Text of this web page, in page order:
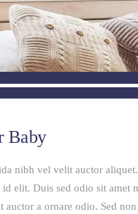
Baby
nibh vel velit auctor
id elit. Duis sed odio sit amet
a ornare odio. Sed